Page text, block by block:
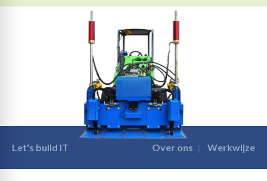
Let's build IT Over ons Werkwijze